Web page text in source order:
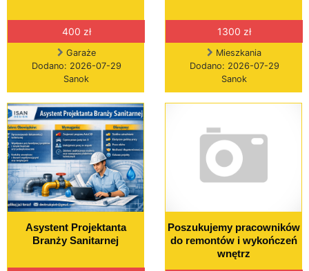
400 zł
Garaże
Dodano: 2026-07-29
Sanok
1300 zł
Mieszkania
Dodano: 2026-07-29
Sanok
Asystent Projektanta
Branży Sanitarnej
Poszukujemy pracowników
do remontów i wykończeń
wnętrz